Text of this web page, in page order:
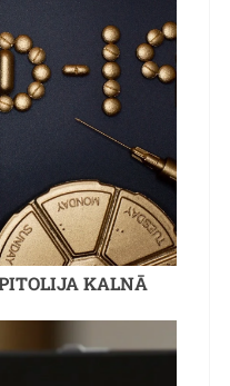
KALNĀ